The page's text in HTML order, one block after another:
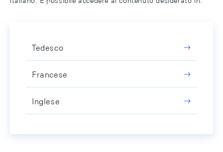
Tedesco
Francese
Inglese